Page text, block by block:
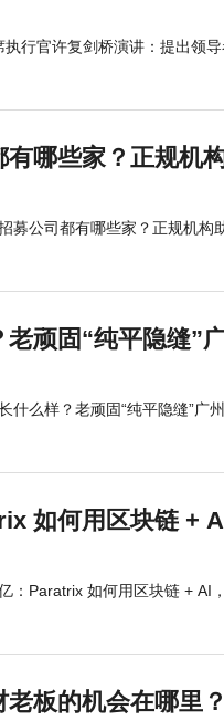
行官许复剑桥演讲：提出领
哪些家？正规机
募公司都有哪些家？正规机构
顽固“纯平隐缝”
什么样？老顽固“纯平隐缝”广
如何用区块链 +
：Paratrix 如何用区块链 + AI
老板的机会在哪里